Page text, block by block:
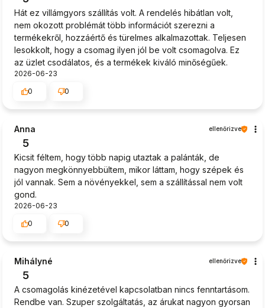
Hát ez villámgyors szállítás volt. A rendelés hibátlan volt,
nem okozott problémát több információt szerezni a
termékekről, hozzáértő és türelmes alkalmazottak. Teljesen
lesokkolt, hogy a csomag ilyen jól be volt csomagolva. Ez
az üzlet csodálatos, és a termékek kiváló minőségűek.
2026-06-23
0
0
Anna ellenőrizve
5
Kicsit féltem, hogy több napig utaztak a palánták, de
nagyon megkönnyebbültem, mikor láttam, hogy szépek és
jól vannak. Sem a növényekkel, sem a szállítással nem volt
gond.
2026-06-23
0
0
Mihályné ellenőrizve
5
A csomagolás kinézetével kapcsolatban nincs fenntartásom.
Rendbe van. Szuper szolgáltatás, az árukat nagyon gyorsan